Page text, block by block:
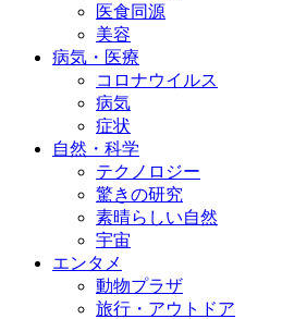
医食同源
美容
病気・医療
コロナウイルス
病気
症状
自然・科学
テクノロジー
驚きの研究
素晴らしい自然
宇宙
エンタメ
動物プラザ
旅行・アウトドア